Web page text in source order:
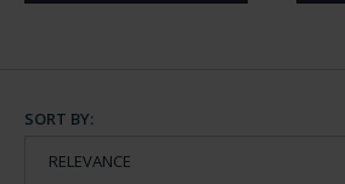
SORT BY: